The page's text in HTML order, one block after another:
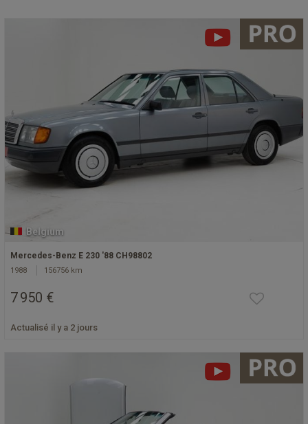
Belgium
Mercedes-Benz E 230 '88 CH98802
1988 156756 km
7 950 €
Actualisé il y a 2 jours